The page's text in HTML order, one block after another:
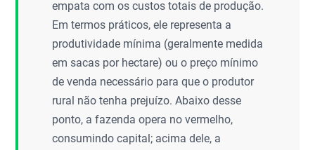
empata com os custos totais de produção.
Em termos práticos, ele representa a
produtividade mínima (geralmente medida
em sacas por hectare) ou o preço mínimo
de venda necessário para que o produtor
rural não tenha prejuízo. Abaixo desse
ponto, a fazenda opera no vermelho,
consumindo capital; acima dele, a